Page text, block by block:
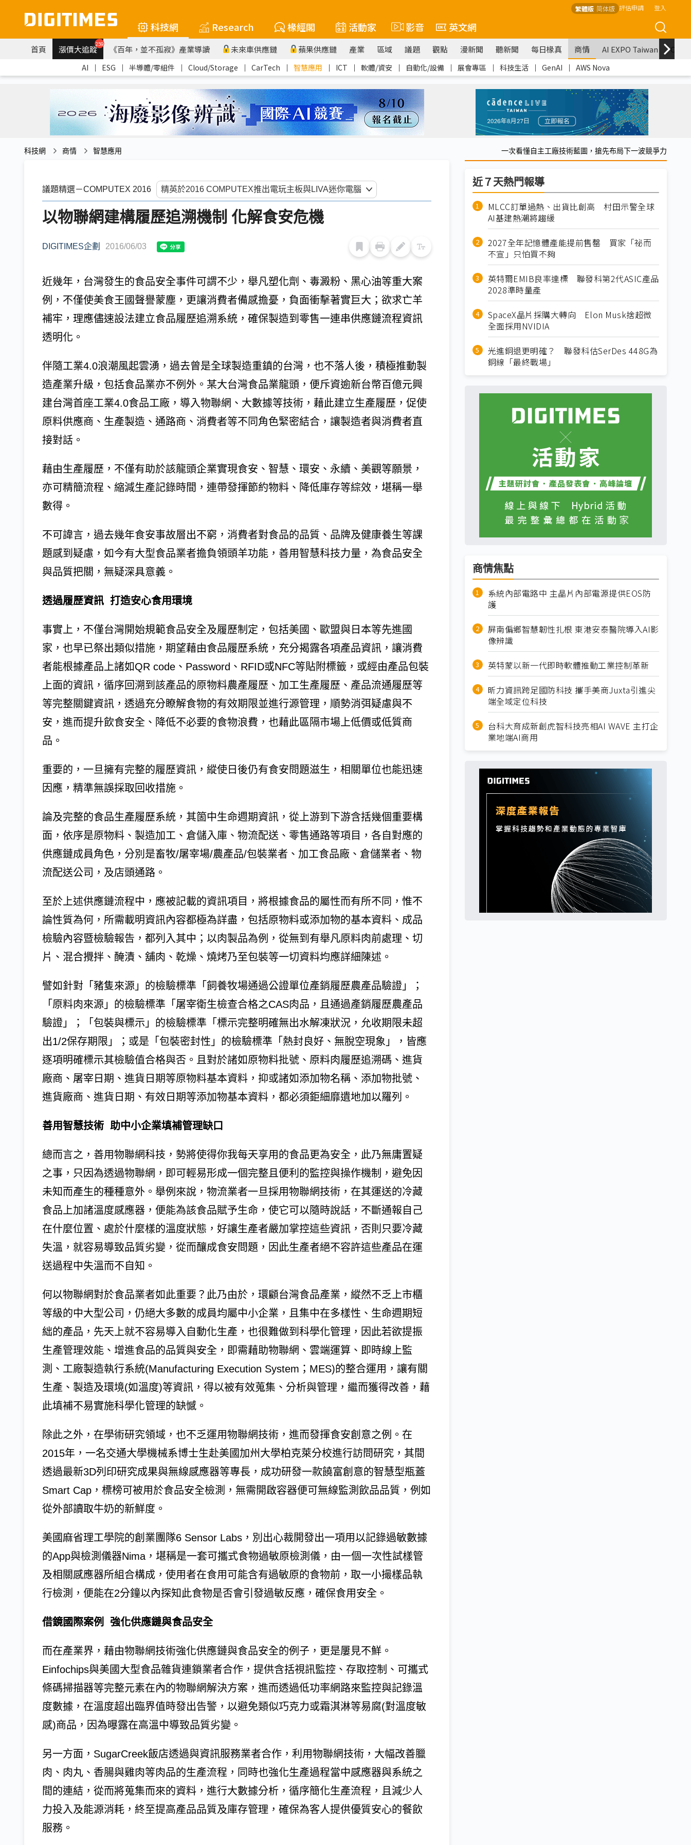
繁體版 简体版 評估申請 登入
科技網 Research 椽經閣 活動家 影音 英文網
首頁 漲價大追蹤259 《百年，並不孤寂》產業導讀 未來車供應鏈 蘋果供應鏈 產業 區域 議題 觀點 漫新聞 聽新聞 每日椽真 商情 AI EXPO Taiwan
AI ｜ ESG ｜ 半導體/零組件 ｜ Cloud/Storage ｜ CarTech ｜ 智慧應用 ｜ ICT ｜ 軟體/資安 ｜ 自動化/設備 ｜ 展會專區 ｜ 科技生活 ｜ GenAI ｜ AWS Nova
科技網 商情 智慧應用 一次看懂自主工廠技術藍圖，搶先布局下一波競爭力
議題精選－COMPUTEX 2016
以物聯網建構履歷追溯機制 化解食安危機
DIGITIMES企劃 2016/06/03
近幾年，台灣發生的食品安全事件可謂不少，舉凡塑化劑、毒澱粉、黑心油等重大案
例，不僅使美食王國聲譽蒙塵，更讓消費者備感擔憂，負面衝擊著實巨大；欲求亡羊
補牢，理應儘速設法建立食品履歷追溯系統，確保製造到零售一連串供應鏈流程資訊
透明化。
伴隨工業4.0浪潮風起雲湧，過去曾是全球製造重鎮的台灣，也不落人後，積極推動製
造產業升級，包括食品業亦不例外。某大台灣食品業龍頭，便斥資逾新台幣百億元興
建台灣首座工業4.0食品工廠，導入物聯網、大數據等技術，藉此建立生產履歷，促使
原料供應商、生產製造、通路商、消費者等不同角色緊密結合，讓製造者與消費者直
接對話。
藉由生產履歷，不僅有助於該龍頭企業實現食安、智慧、環安、永續、美觀等願景，
亦可精簡流程、縮減生產記錄時間，連帶發揮節約物料、降低庫存等綜效，堪稱一舉
數得。
不可諱言，過去幾年食安事故層出不窮，消費者對食品的品質、品牌及健康養生等課
題感到疑慮，如今有大型食品業者擔負領頭羊功能，善用智慧科技力量，為食品安全
與品質把關，無疑深具意義。
透過履歷資訊 打造安心食用環境
事實上，不僅台灣開始規範食品安全及履歷制定，包括美國、歐盟與日本等先進國
家，也早已祭出類似措施，期望藉由食品履歷系統，充分揭露各項產品資訊，讓消費
者能根據產品上諸如QR code、Password、RFID或NFC等貼附標籤，或經由產品包裝
上面的資訊，循序回溯到該產品的原物料農產履歷、加工生產履歷、產品流通履歷等
等完整關鍵資訊，透過充分瞭解食物的有效期限並進行源管理，順勢消弭疑慮與不
安，進而提升飲食安全、降低不必要的食物浪費，也藉此區隔市場上低價或低質商
品。
重要的，一旦擁有完整的履歷資訊，縱使日後仍有食安問題滋生，相關單位也能迅速
因應，精準無誤採取回收措施。
論及完整的食品生產履歷系統，其箇中生命週期資訊，從上游到下游含括幾個重要構
面，依序是原物料、製造加工、倉儲入庫、物流配送、零售通路等項目，各自對應的
供應鏈成員角色，分別是畜牧/屠宰場/農產品/包裝業者、加工食品廠、倉儲業者、物
流配送公司，及店頭通路。
至於上述供應鏈流程中，應被記載的資訊項目，將根據食品的屬性而有所不同，惟不
論性質為何，所需載明資訊內容都極為詳盡，包括原物料或添加物的基本資料、成品
檢驗內容暨檢驗報告，都列入其中；以肉製品為例，從無到有舉凡原料肉前處理、切
片、混合攪拌、醃漬、舖肉、乾燥、燒烤乃至包裝等一切資料均應詳細陳述。
譬如針對「豬隻來源」的檢驗標準「飼養牧場通過公證單位產銷履歷農產品驗證」；
「原料肉來源」的檢驗標準「屠宰衛生檢查合格之CAS肉品，且通過產銷履歷農產品
驗證」；「包裝與標示」的檢驗標準「標示完整明確無出水解凍狀況，允收期限未超
出1/2保存期限」；或是「包裝密封性」的檢驗標準「熱封良好、無脫空現象」，皆應
逐項明確標示其檢驗值合格與否。且對於諸如原物料批號、原料肉履歷追溯碼、進貨
廠商、屠宰日期、進貨日期等原物料基本資料，抑或諸如添加物名稱、添加物批號、
進貨廠商、進貨日期、有效日期等添加物基本資料，都必須鉅細靡遺地加以羅列。
善用智慧技術 助中小企業填補管理缺口
總而言之，善用物聯網科技，勢將使得你我每天享用的食品更為安全，此乃無庸置疑
之事，只因為透過物聯網，即可輕易形成一個完整且便利的監控與操作機制，避免因
未知而產生的種種意外。舉例來說，物流業者一旦採用物聯網技術，在其運送的冷藏
食品上加諸溫度感應器，便能為該食品賦予生命，使它可以隨時說話，不斷通報自己
在什麼位置、處於什麼樣的溫度狀態，好讓生產者嚴加掌控這些資訊，否則只要冷藏
失溫，就容易導致品質劣變，從而釀成食安問題，因此生產者絕不容許這些產品在運
送過程中失溫而不自知。
何以物聯網對於食品業者如此重要？此乃由於，環顧台灣食品產業，縱然不乏上市櫃
等級的中大型公司，仍絕大多數的成員均屬中小企業，且集中在多樣性、生命週期短
絀的產品，先天上就不容易導入自動化生產，也很難做到科學化管理，因此若欲提振
生產管理效能、增進食品的品質與安全，即需藉助物聯網、雲端運算、即時線上監
測、工廠製造執行系統(Manufacturing Execution System；MES)的整合運用，讓有關
生產、製造及環境(如溫度)等資訊，得以被有效蒐集、分析與管理，繼而獲得改善，藉
此填補不易實施科學化管理的缺憾。
除此之外，在學術研究領域，也不乏運用物聯網技術，進而發揮食安創意之例。在
2015年，一名交通大學機械系博士生赴美國加州大學柏克萊分校進行訪問研究，其間
透過最新3D列印研究成果與無線感應器等專長，成功研發一款饒富創意的智慧型瓶蓋
Smart Cap，標榜可被用於食品安全檢測，無需開啟容器便可無線監測飲品品質，例如
從外部讀取牛奶的新鮮度。
美國麻省理工學院的創業團隊6 Sensor Labs，別出心裁開發出一項用以記錄過敏數據
的App與檢測儀器Nima，堪稱是一套可攜式食物過敏原檢測儀，由一個一次性試樣管
及相關感應器所組合構成，使用者在食用可能含有過敏原的食物前，取一小撮樣品執
行檢測，便能在2分鐘以內探知此食物是否會引發過敏反應，確保食用安全。
借鏡國際案例 強化供應鏈與食品安全
而在產業界，藉由物聯網技術強化供應鏈與食品安全的例子，更是屢見不鮮。
Einfochips與美國大型食品雜貨連鎖業者合作，提供含括視訊監控、存取控制、可攜式
條碼掃描器等完整元素在內的物聯網解決方案，進而透過低功率網路來監控與記錄溫
度數據，在溫度超出臨界值時發出告警，以避免類似巧克力或霜淇淋等易腐(對溫度敏
感)商品，因為曝露在高溫中導致品質劣變。
另一方面，SugarCreek飯店透過與資訊服務業者合作，利用物聯網技術，大幅改善臘
肉、肉丸、香腸與雞肉等肉品的生產流程，同時也強化生產過程當中感應器與系統之
間的連結，從而將蒐集而來的資料，進行大數據分析，循序簡化生產流程，且減少人
力投入及能源消耗，終至提高產品品質及庫存管理，確保為客人提供優質安心的餐飲
服務。
近７天熱門報導
MLCC訂單過熱、出貨比創高 村田示警全球
AI基建熱潮將趨緩
2027全年記憶體產能提前售罄 買家「祕而
不宣」只怕買不夠
英特爾EMIB良率達標 聯發科第2代ASIC產品
2028準時量產
SpaceX晶片採購大轉向 Elon Musk捨超微
全面採用NVIDIA
光進銅退更明確？ 聯發科估SerDes 448G為
銅線「最終戰場」
商情焦點
系統內部電路中 主晶片內部電源提供EOS防
護
屏南偏鄉智慧韌性扎根 東港安泰醫院導入AI影
像辨識
英特蒙以新一代即時軟體推動工業控制革新
昕力資訊跨足國防科技 攜手美商Juxta引進尖
端全域定位科技
台科大育成新創虎智科技亮相AI WAVE 主打企
業地端AI商用